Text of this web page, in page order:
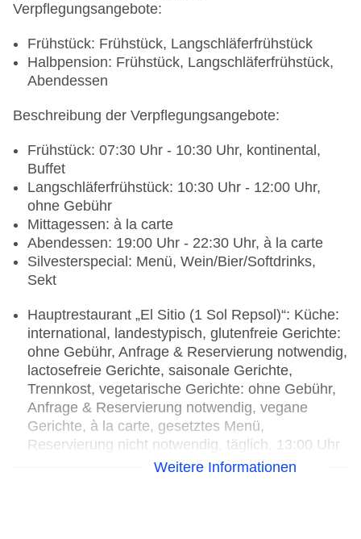
Verpflegungsangebote:
Frühstück: Frühstück, Langschläferfrühstück
Halbpension: Frühstück, Langschläferfrühstück,
Abendessen
Beschreibung der Verpflegungsangebote:
Frühstück: 07:30 Uhr - 10:30 Uhr, kontinental,
Buffet
Langschläferfrühstück: 10:30 Uhr - 12:00 Uhr,
ohne Gebühr
Mittagessen: à la carte
Abendessen: 19:00 Uhr - 22:30 Uhr, à la carte
Silvesterspecial: Menü, Wein/Bier/Softdrinks,
Sekt
Hauptrestaurant „El Sitio (1 Sol Repsol)“: Küche:
international, landestypisch, glutenfreie Gerichte:
ohne Gebühr, Anfrage & Reservierung notwendig,
lactosefreie Gerichte, saisonale Gerichte,
Trennkost, vegetarische Gerichte: ohne Gebühr,
Anfrage & Reservierung notwendig, vegane
Gerichte, à la carte, gesetztes Menü,
Reservierung nicht notwendig, täglich, 13:00 Uhr
- 15:30 Uhr, 19:00 Uhr - 22:30 Uhr, klimatisierbar,
Weitere Informationen